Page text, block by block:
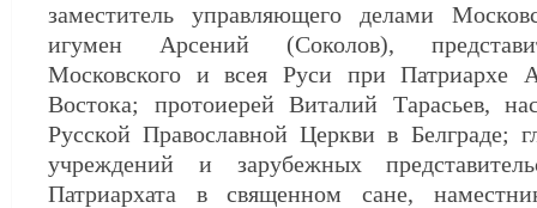
заместитель управляющего делами
игумен Арсений (Соколов),
Московского и всея Руси при Патриархе
Востока; протоиерей Виталий Тарасьев,
Русской Православной Церкви в Белграде;
учреждений и зарубежных
Патриархата в священном сане,